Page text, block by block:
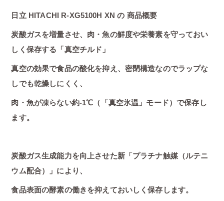
日立 HITACHI R-XG5100H XN の 商品概要
炭酸ガスを増量させ、肉・魚の鮮度や栄養素を守っておい
しく保存する「真空チルド」
真空の効果で食品の酸化を抑え、密閉構造なのでラップな
しでも乾燥しにくく、
肉・魚が凍らない約-1℃（「真空氷温」モード）で保存し
ます。
炭酸ガス生成能力を向上させた新「プラチナ触媒（ルテニ
ウム配合）」により、
食品表面の酵素の働きを抑えておいしく保存します。